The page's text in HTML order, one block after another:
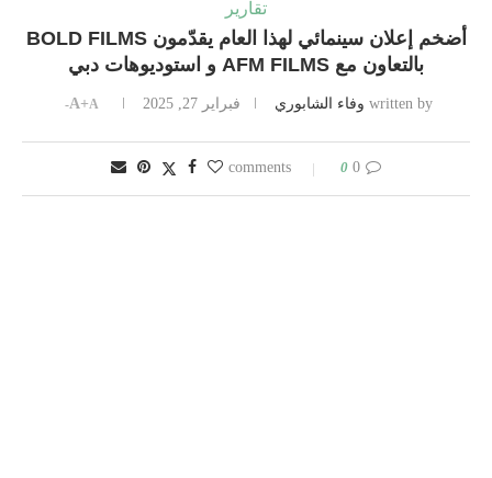
تقارير
أضخم إعلان سينمائي لهذا العام يقدّمون BOLD FILMS
بالتعاون مع AFM FILMS و استوديوهات دبي
written by وفاء الشابوري فبراير 27, 2025 A+A-
0 comments
0